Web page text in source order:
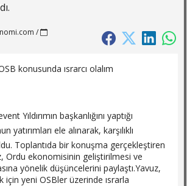
/
Yıldırımın başkanlığını yaptığı
yatırımları ele alınarak, karşılıklı
Toplantıda bir konuşma gerçekleştiren
Ordu ekonomisinin geliştirilmesi ve
yönelik düşüncelerini paylaştı.Yavuz,
için yeni OSBler üzerinde ısrarla